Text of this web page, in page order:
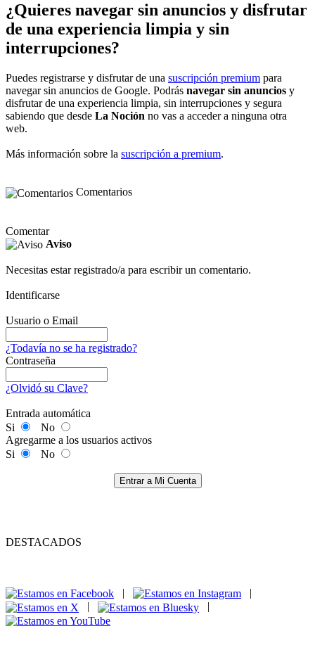
¿Quieres navegar sin anuncios y disfrutar
de una experiencia limpia y sin
interrupciones?
Puedes registrarse y disfrutar de una suscripción premium para
navegar sin anuncios de Google. Podrás navegar sin anuncios y
disfrutar de una experiencia limpia, sin interrupciones y segura
sabiendo que desde La Noción no vas a acceder a ninguna otra
web.
Más información sobre la suscripción a premium.
Comentarios
Comentar
Aviso
Necesitas estar registrado/a para escribir un comentario.
Identificarse
Usuario o Email
¿Todavía no se ha registrado?
Contraseña
¿Olvidó su Clave?
Entrada automática
Si
No
Agregarme a los usuarios activos
Si
No
Entrar a Mi Cuenta
DESTACADOS
|
|
|
|